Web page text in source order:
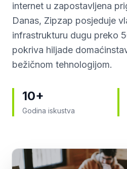
internet u zapostavljena
Danas, Zipzap posjeduje
infrastrukturu dugu preko
pokriva hiljade
bežičnom tehnologijom.
10+
Godina iskustva